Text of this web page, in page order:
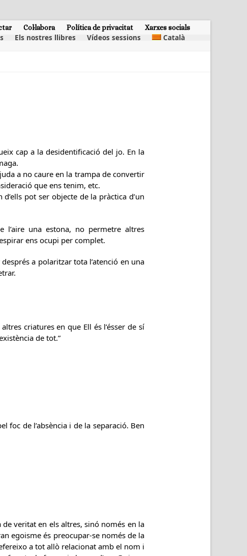
Col·labora Política de privacitat Xarxes socials
Els nostres llibres Vídeos sessions Català
cap a la desidentificació del jo. En la
a no caure en la trampa de convertir
que ens tenim, etc.
pot ser objecte de la pràctica d’un
l’aire una estona, no permetre altres
ens ocupi per complet.
a polaritzar tota l’atenció en una
criatures en que Ell és l’ésser de sí
de tot.”
foc de l’absència i de la separació. Ben
de veritat en els altres, sinó només en la
egoisme és preocupar-se només de la
a tot allò relacionat amb el nom i